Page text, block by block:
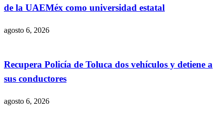
de la UAEMéx como universidad estatal
agosto 6, 2026
Recupera Policía de Toluca dos vehículos y detiene a
sus conductores
agosto 6, 2026